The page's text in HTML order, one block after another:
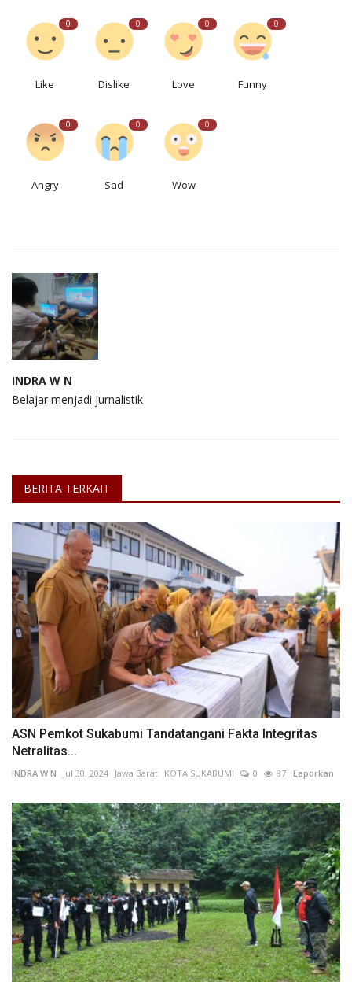
0
Like
0
Dislike
0
Love
0
Funny
0
Angry
0
Sad
0
Wow
INDRA W N
Belajar menjadi jurnalistik
BERITA TERKAIT
ASN Pemkot Sukabumi Tandatangani Fakta Integritas
Netralitas...
INDRA W N Jul 30, 2024 Jawa Barat KOTA SUKABUMI 0 87 Laporkan